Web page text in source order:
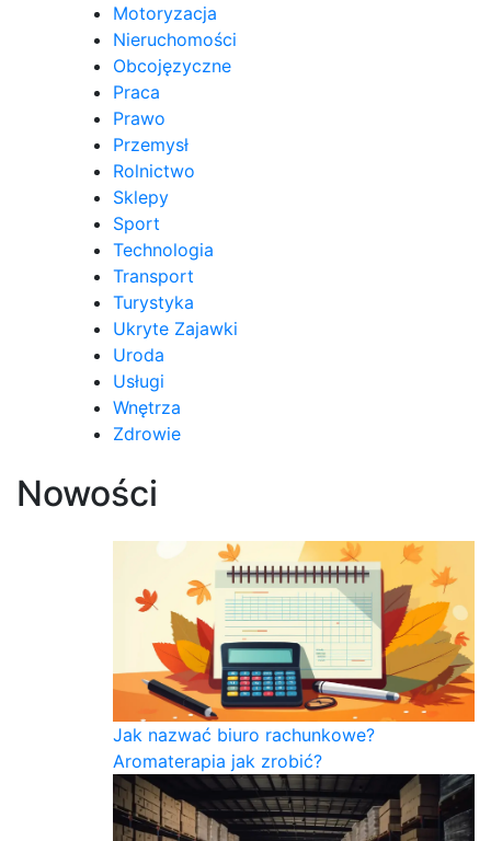
Motoryzacja
Nieruchomości
Obcojęzyczne
Praca
Prawo
Przemysł
Rolnictwo
Sklepy
Sport
Technologia
Transport
Turystyka
Ukryte Zajawki
Uroda
Usługi
Wnętrza
Zdrowie
Nowości
Jak nazwać biuro rachunkowe?
Aromaterapia jak zrobić?